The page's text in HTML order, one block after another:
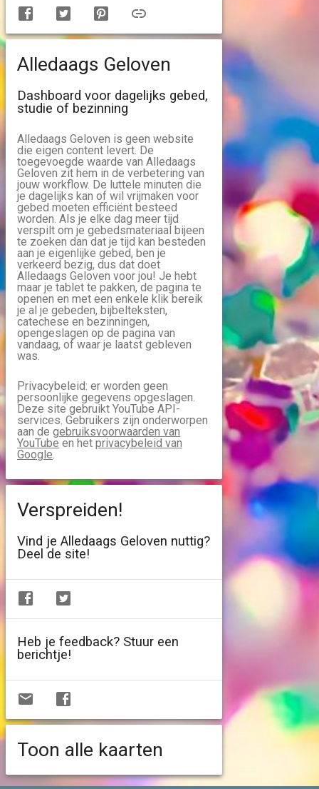
Alledaags Geloven
Dashboard voor dagelijks gebed,
studie of bezinning
Alledaags Geloven is geen website
die eigen content levert. De
toegevoegde waarde van Alledaags
Geloven zit hem in de verbetering van
jouw workflow. De luttele minuten die
je dagelijks kan of wil vrijmaken voor
gebed moeten efficiënt besteed
worden. Als je elke dag meer tijd
verspilt om je gebedsmateriaal bijeen
te zoeken dan dat je tijd kan besteden
aan je eigenlijke gebed, ben je
verkeerd bezig, dus dat doet
Alledaags Geloven voor jou! Je hebt
maar je tablet te pakken, de pagina te
openen en met een enkele klik bereik
je al je gebeden, bijbelteksten,
catechese en bezinningen,
opengeslagen op de pagina van
vandaag, of waar je laatst gebleven
was.
Privacybeleid: er worden geen
persoonlijke gegevens opgeslagen.
Deze site gebruikt YouTube API-
services. Gebruikers zijn onderworpen
aan de gebruiksvoorwaarden van
YouTube en het privacybeleid van
Google.
Verspreiden!
Vind je Alledaags Geloven nuttig?
Deel de site!
Heb je feedback? Stuur een
berichtje!
Toon alle kaarten